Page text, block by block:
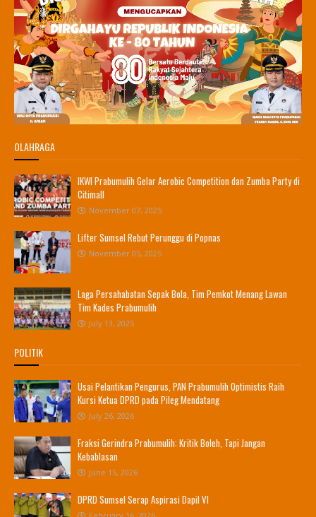
OLAHRAGA
IKWI Prabumulih Gelar Aerobic Competition dan Zumba Party di
Citimall
November 07, 2025
Lifter Sumsel Rebut Perunggu di Popnas
November 05, 2025
Laga Persahabatan Sepak Bola, Tim Pemkot Menang Lawan
Tim Kades Prabumulih
July 13, 2025
POLITIK
Usai Pelantikan Pengurus, PAN Prabumulih Optimistis Raih
Kursi Ketua DPRD pada Pileg Mendatang
July 26, 2026
Fraksi Gerindra Prabumulih: Kritik Boleh, Tapi Jangan
Kebablasan
June 15, 2026
DPRD Sumsel Serap Aspirasi Dapil VI